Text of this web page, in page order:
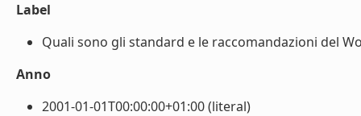
Label
Quali sono gli standard e le raccomandazioni del
Anno
2001-01-01T00:00:00+01:00 (literal)